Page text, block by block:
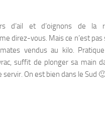
d’ail et d’oignons de la
direz-vous. Mais ce n’est pas
vendus au kilo.
suffit de plonger sa main
servir. On est bien dans le Sud